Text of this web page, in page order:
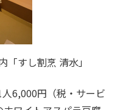
すし割烹 清水」
6,000円（税・サービ